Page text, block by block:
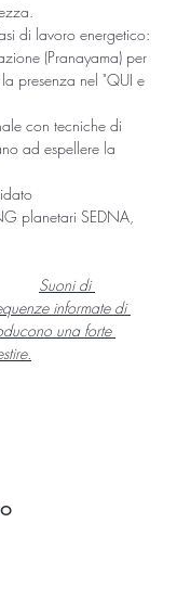
di lavoro energetico:
(Pranayama) per
presenza nel "QUI e
con tecniche di
ad espellere la
planetari SEDNA,
Suoni di
informate di
una forte